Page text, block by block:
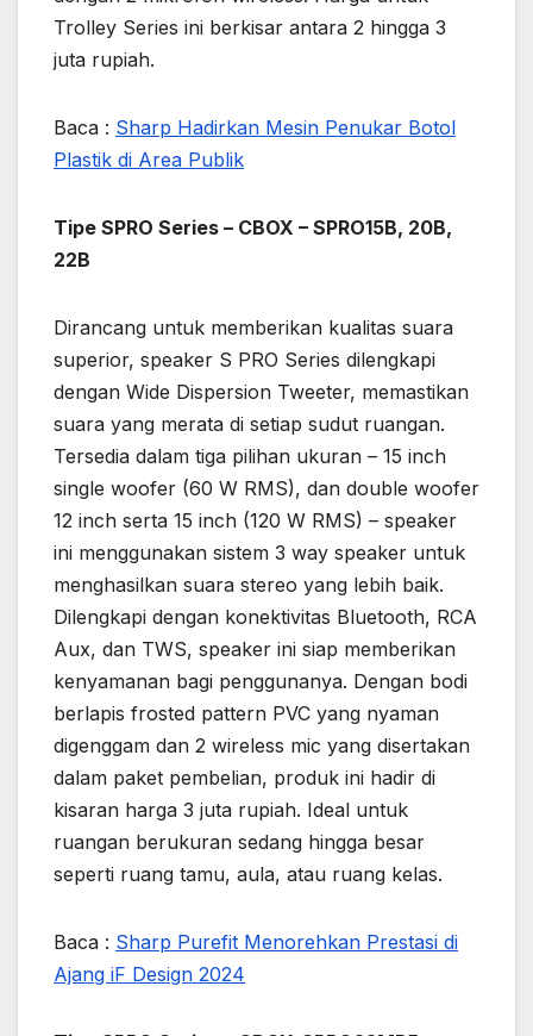
Trolley Series ini berkisar antara 2 hingga 3
juta rupiah.
Baca : Sharp Hadirkan Mesin Penukar Botol
Plastik di Area Publik
Tipe SPRO Series – CBOX – SPRO15B, 20B,
22B
Dirancang untuk memberikan kualitas suara
superior, speaker S PRO Series dilengkapi
dengan Wide Dispersion Tweeter, memastikan
suara yang merata di setiap sudut ruangan.
Tersedia dalam tiga pilihan ukuran – 15 inch
single woofer (60 W RMS), dan double woofer
12 inch serta 15 inch (120 W RMS) – speaker
ini menggunakan sistem 3 way speaker untuk
menghasilkan suara stereo yang lebih baik.
Dilengkapi dengan konektivitas Bluetooth, RCA
Aux, dan TWS, speaker ini siap memberikan
kenyamanan bagi penggunanya. Dengan bodi
berlapis frosted pattern PVC yang nyaman
digenggam dan 2 wireless mic yang disertakan
dalam paket pembelian, produk ini hadir di
kisaran harga 3 juta rupiah. Ideal untuk
ruangan berukuran sedang hingga besar
seperti ruang tamu, aula, atau ruang kelas.
Baca : Sharp Purefit Menorehkan Prestasi di
Ajang iF Design 2024